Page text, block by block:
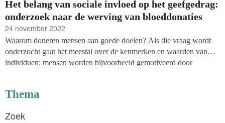
Het belang van sociale invloed op het geefgedrag:
onderzoek naar de werving van bloeddonaties
24 november 2022
Waarom doneren mensen aan goede doelen? Als die vraag wordt
onderzocht gaat het meestal over de kenmerken en waarden van
individuen: mensen worden bijvoorbeeld gemotiveerd door
vaak over wie wordt gevraagd om te geven en de sociale context
Thema
Zoek